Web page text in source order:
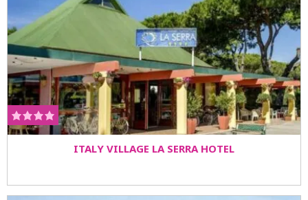
ITALY VILLAGE LA SERRA HOTEL